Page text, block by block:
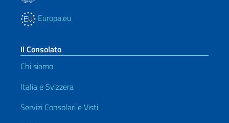
Europa.eu
Il Consolato
Chi siamo
Italia e Svizzera
Servizi Consolari e Visti